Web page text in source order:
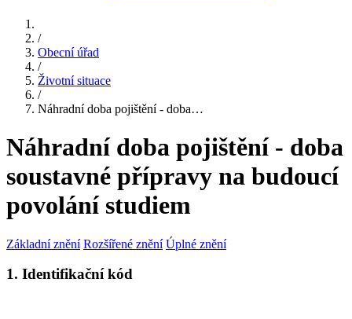
/
Obecní úřad
/
Životní situace
/
Náhradní doba pojištění - doba…
Náhradní doba pojištění - doba
soustavné přípravy na budoucí
povolání studiem
Základní znění Rozšířené znění Úplné znění
1. Identifikační kód